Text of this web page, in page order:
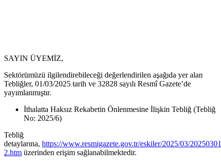
SAYIN ÜYEMİZ,
Sektörümüzü ilgilendirebileceği değerlendirilen aşağıda yer alan
Tebliğler, 01/03/2025 tarih ve 32828 sayılı Resmî Gazete’de
yayımlanmıştır.
İthalatta Haksız Rekabetin Önlenmesine İlişkin Tebliğ (Tebliğ
No: 2025/6)
Tebliğ
detaylarına, https://www.resmigazete.gov.tr/eskiler/2025/03/
2.htm üzerinden erişim sağlanabilmektedir.